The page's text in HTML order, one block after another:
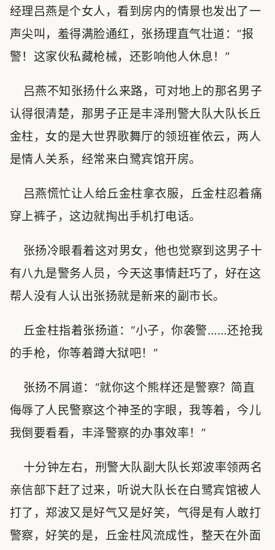
经理吕燕是个女人，看到房内的情景也发出了一
声尖叫，羞得满脸通红，张扬理直气壮道：“报
警！这家伙私藏枪械，还影响他人休息！”
吕燕不知张扬什么来路，可对地上的那名男子
认得很清楚，那男子正是丰泽刑警大队大队长丘
金柱，女的是大世界歌舞厅的领班崔依云，两人
是情人关系，经常来白鹭宾馆开房。
吕燕慌忙让人给丘金柱拿衣服，丘金柱忍着痛
穿上裤子，这边就掏出手机打电话。
张扬冷眼看着这对男女，他也觉察到这男子十
有八九是警务人员，今天这事情赶巧了，好在这
帮人没有人认出张扬就是新来的副市长。
丘金柱指着张扬道：“小子，你袭警……还抢我
的手枪，你等着蹲大狱吧！”
张扬不屑道：“就你这个熊样还是警察？简直
侮辱了人民警察这个神圣的字眼，我等着，今儿
我倒要看看，丰泽警察的办事效率！”
十分钟左右，刑警大队副大队长郑波率领两名
亲信部下赶了过来，听说大队长在白鹭宾馆被人
打了，郑波又是好气又是好笑，气得是有人敢打
警察，好笑的是，丘金柱风流成性，整天在外面